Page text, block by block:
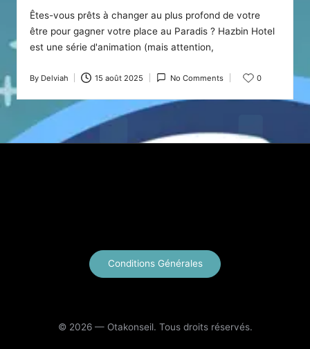
Êtes-vous prêts à changer au plus profond de votre
être pour gagner votre place au Paradis ? Hazbin Hotel
est une série d'animation (mais attention,
Posted
by
By Delviah 15 août 2025 No Comments 0
Conditions Générales
© 2026 — Otakonseil. Tous droits réservés.